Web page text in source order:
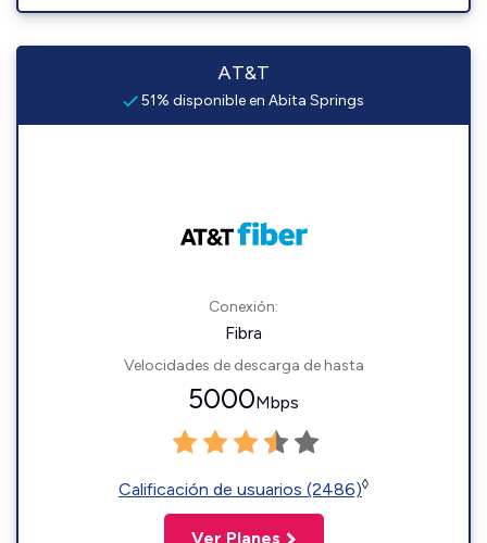
AT&T
51% disponible en Abita Springs
Conexión:
Fibra
Velocidades de descarga de hasta
5000Mbps
Calificación de usuarios (2486)◊
Ver Planes